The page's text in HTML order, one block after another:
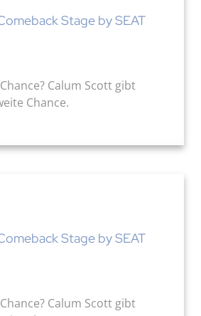
Stage by SEAT
Calum Scott gibt
Chance.
Stage by SEAT
Calum Scott gibt